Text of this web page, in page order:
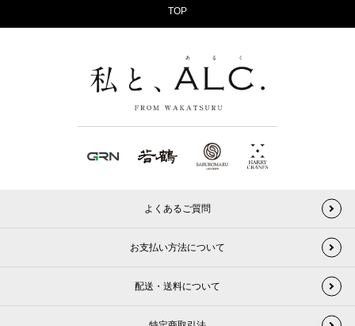
TOP
よくあるご質問
お支払い方法について
配送・送料について